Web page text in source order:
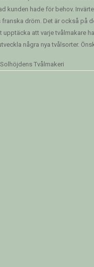
kunden hade för behov.
franska dröm. Det är också på
upptäcka att varje tvålmakare
några nya tvålsorter.
Solhöjdens Tvålmakeri